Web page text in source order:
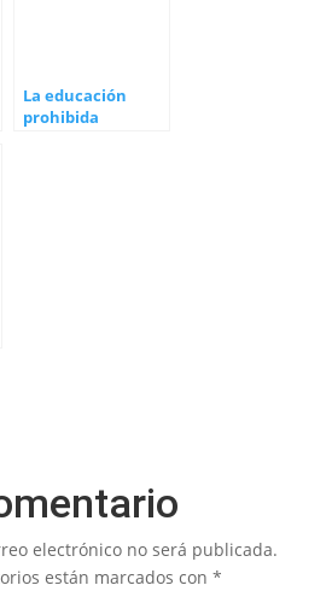
La educación
prohibida
electrónico no será publicada.
están marcados con *